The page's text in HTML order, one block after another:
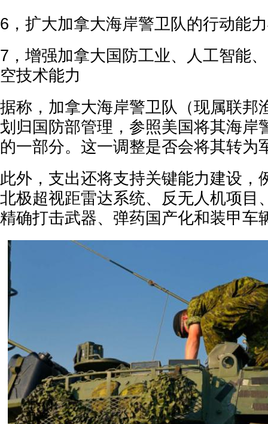
6，扩大加拿大海岸警卫队的行动能
7，增强加拿大国防工业、人工智能
空技术能力
据称，加拿大海岸警卫队（现属联邦
划归国防部管理，参照美国将其海岸
的一部分。这一调整是否会将其转为
此外，支出还将支持关键能力建设，
北极超视距雷达系统、反无人机项目
精确打击武器、弹药国产化和装甲车